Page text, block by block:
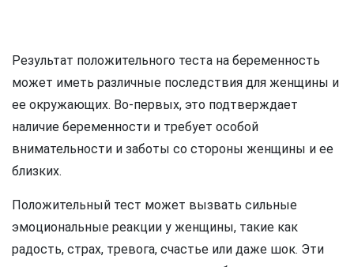
Результат положительного теста на беременность
может иметь различные последствия для женщины и
ее окружающих. Во-первых, это подтверждает
наличие беременности и требует особой
внимательности и заботы со стороны женщины и ее
близких.
Положительный тест может вызвать сильные
эмоциональные реакции у женщины, такие как
радость, страх, тревога, счастье или даже шок. Эти